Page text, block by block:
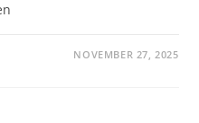
NOVEMBER 27, 2025